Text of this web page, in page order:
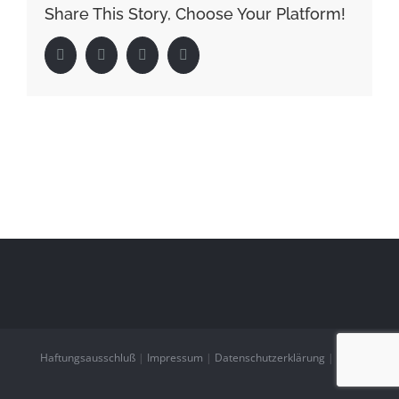
Share This Story, Choose Your Platform!
FacebookTwitter LinkedIn Pinterest
Haftungsausschluß | Impressum | Datenschutzerklärung |